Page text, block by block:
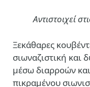
Αντιστοιχεί
Ξεκάθαρες
σιωναζιστική και
μέσω διαρροών
πικραμένου